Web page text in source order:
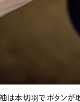
は本切羽でボタンが